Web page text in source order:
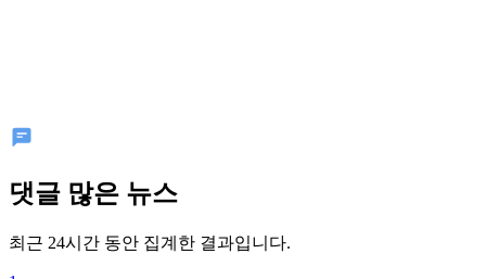
댓글 많은 뉴스
최근 24시간 동안 집계한 결과입니다.